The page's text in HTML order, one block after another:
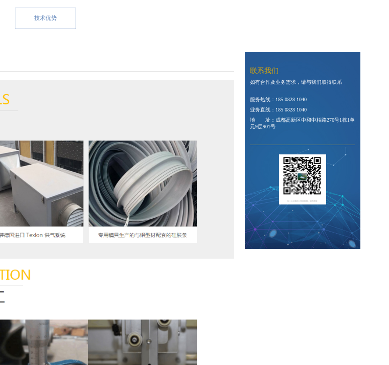
技术优势
联系我们
如有合作及业务需求，请与我们取得联系
服务热线： 185 0828 1040
业务直线： 185 0828 1040
地 址：成都高新区中和中柏路276号1栋1单
元9层901号